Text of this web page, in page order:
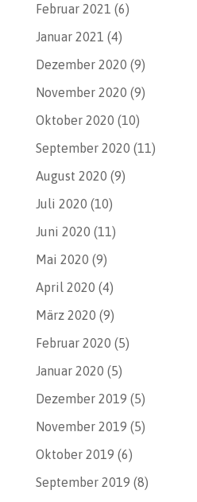
Februar 2021 (6)
Januar 2021 (4)
Dezember 2020 (9)
November 2020 (9)
Oktober 2020 (10)
September 2020 (11)
August 2020 (9)
Juli 2020 (10)
Juni 2020 (11)
Mai 2020 (9)
April 2020 (4)
März 2020 (9)
Februar 2020 (5)
Januar 2020 (5)
Dezember 2019 (5)
November 2019 (5)
Oktober 2019 (6)
September 2019 (8)